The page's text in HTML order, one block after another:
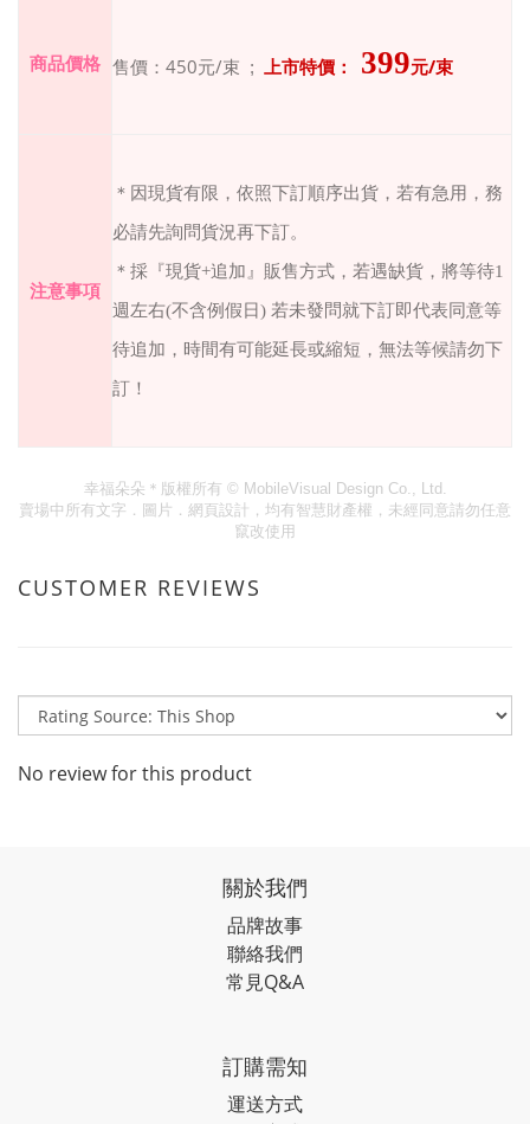
商品價格 售價： 450元/束 ; 上市特價： 399元/束
注意事項
＊因現貨有限，依照下訂順序出貨，若有急用，務
必請先詢問貨況再下訂。
＊採『現貨+追加』販售方式，若遇缺貨，將等待1
週左右(不含例假日) 若未發問就下訂即代表同意等
待追加，時間有可能延長或縮短，無法等候請勿下
訂！
幸福朵朵＊版權所有 © MobileVisual Design Co., Ltd.
賣場中所有文字．圖片．網頁設計，均有智慧財產權，未經同意請勿任意
竄改使用
CUSTOMER REVIEWS
No review for this product
關於我們
品牌故事
聯絡我們
常見Q&A
訂購需知
運送方式